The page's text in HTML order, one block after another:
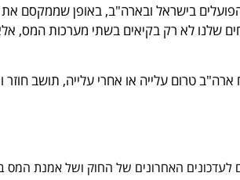
בישראל ובארה"ב, באופן שממקסם את
שלנו לא רק בקיאים בשתי מערכות המס,
טרום עלייה או אחרי עלייה, תושב חוזר